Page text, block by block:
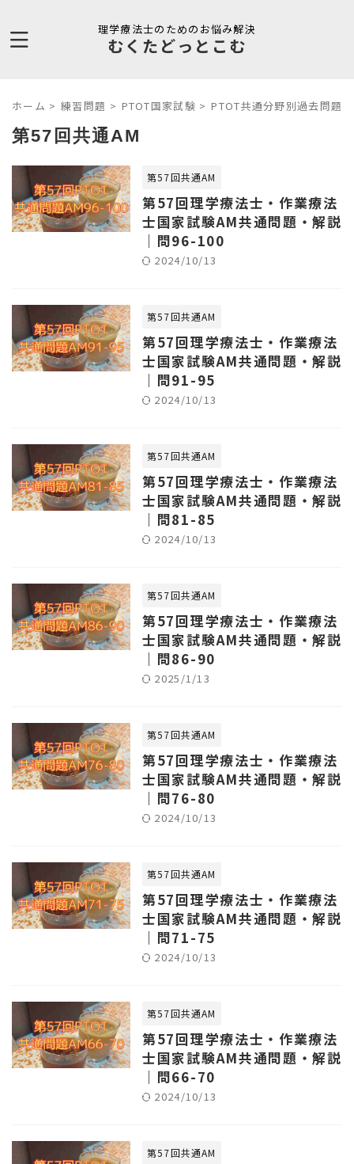
理学療法士のためのお悩み解決
むくたどっとこむ
ホーム > 練習問題 > PTOT国家試験 > PTOT共通分野別過去問題
第57回共通AM
第57回共通AM
第57回理学療法士・作業療法
士国家試験AM共通問題・解説
｜問96-100
2024/10/13
第57回共通AM
第57回理学療法士・作業療法
士国家試験AM共通問題・解説
｜問91-95
2024/10/13
第57回共通AM
第57回理学療法士・作業療法
士国家試験AM共通問題・解説
｜問81-85
2024/10/13
第57回共通AM
第57回理学療法士・作業療法
士国家試験AM共通問題・解説
｜問86-90
2025/1/13
第57回共通AM
第57回理学療法士・作業療法
士国家試験AM共通問題・解説
｜問76-80
2024/10/13
第57回共通AM
第57回理学療法士・作業療法
士国家試験AM共通問題・解説
｜問71-75
2024/10/13
第57回共通AM
第57回理学療法士・作業療法
士国家試験AM共通問題・解説
｜問66-70
2024/10/13
第57回共通AM